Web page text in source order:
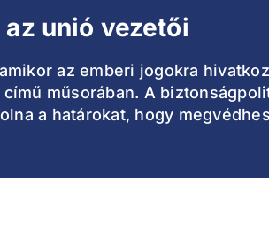
unió vezetői
az emberi jogokra
műsorában. A
a határokat, hogy